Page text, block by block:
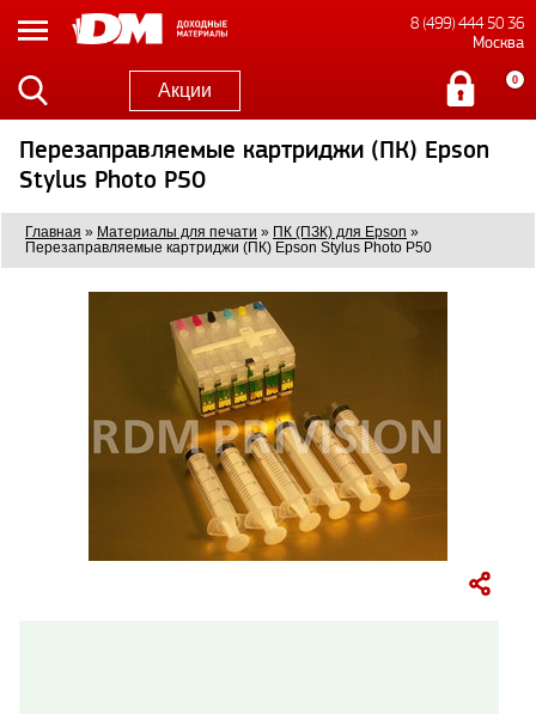
8 (499) 444 50 36
Москва
Акции 0
Перезаправляемые картриджи (ПК) Epson
Stylus Photo P50
Главная » Материалы для печати » ПК (ПЗК) для Epson »
Перезаправляемые картриджи (ПК) Epson Stylus Photo P50